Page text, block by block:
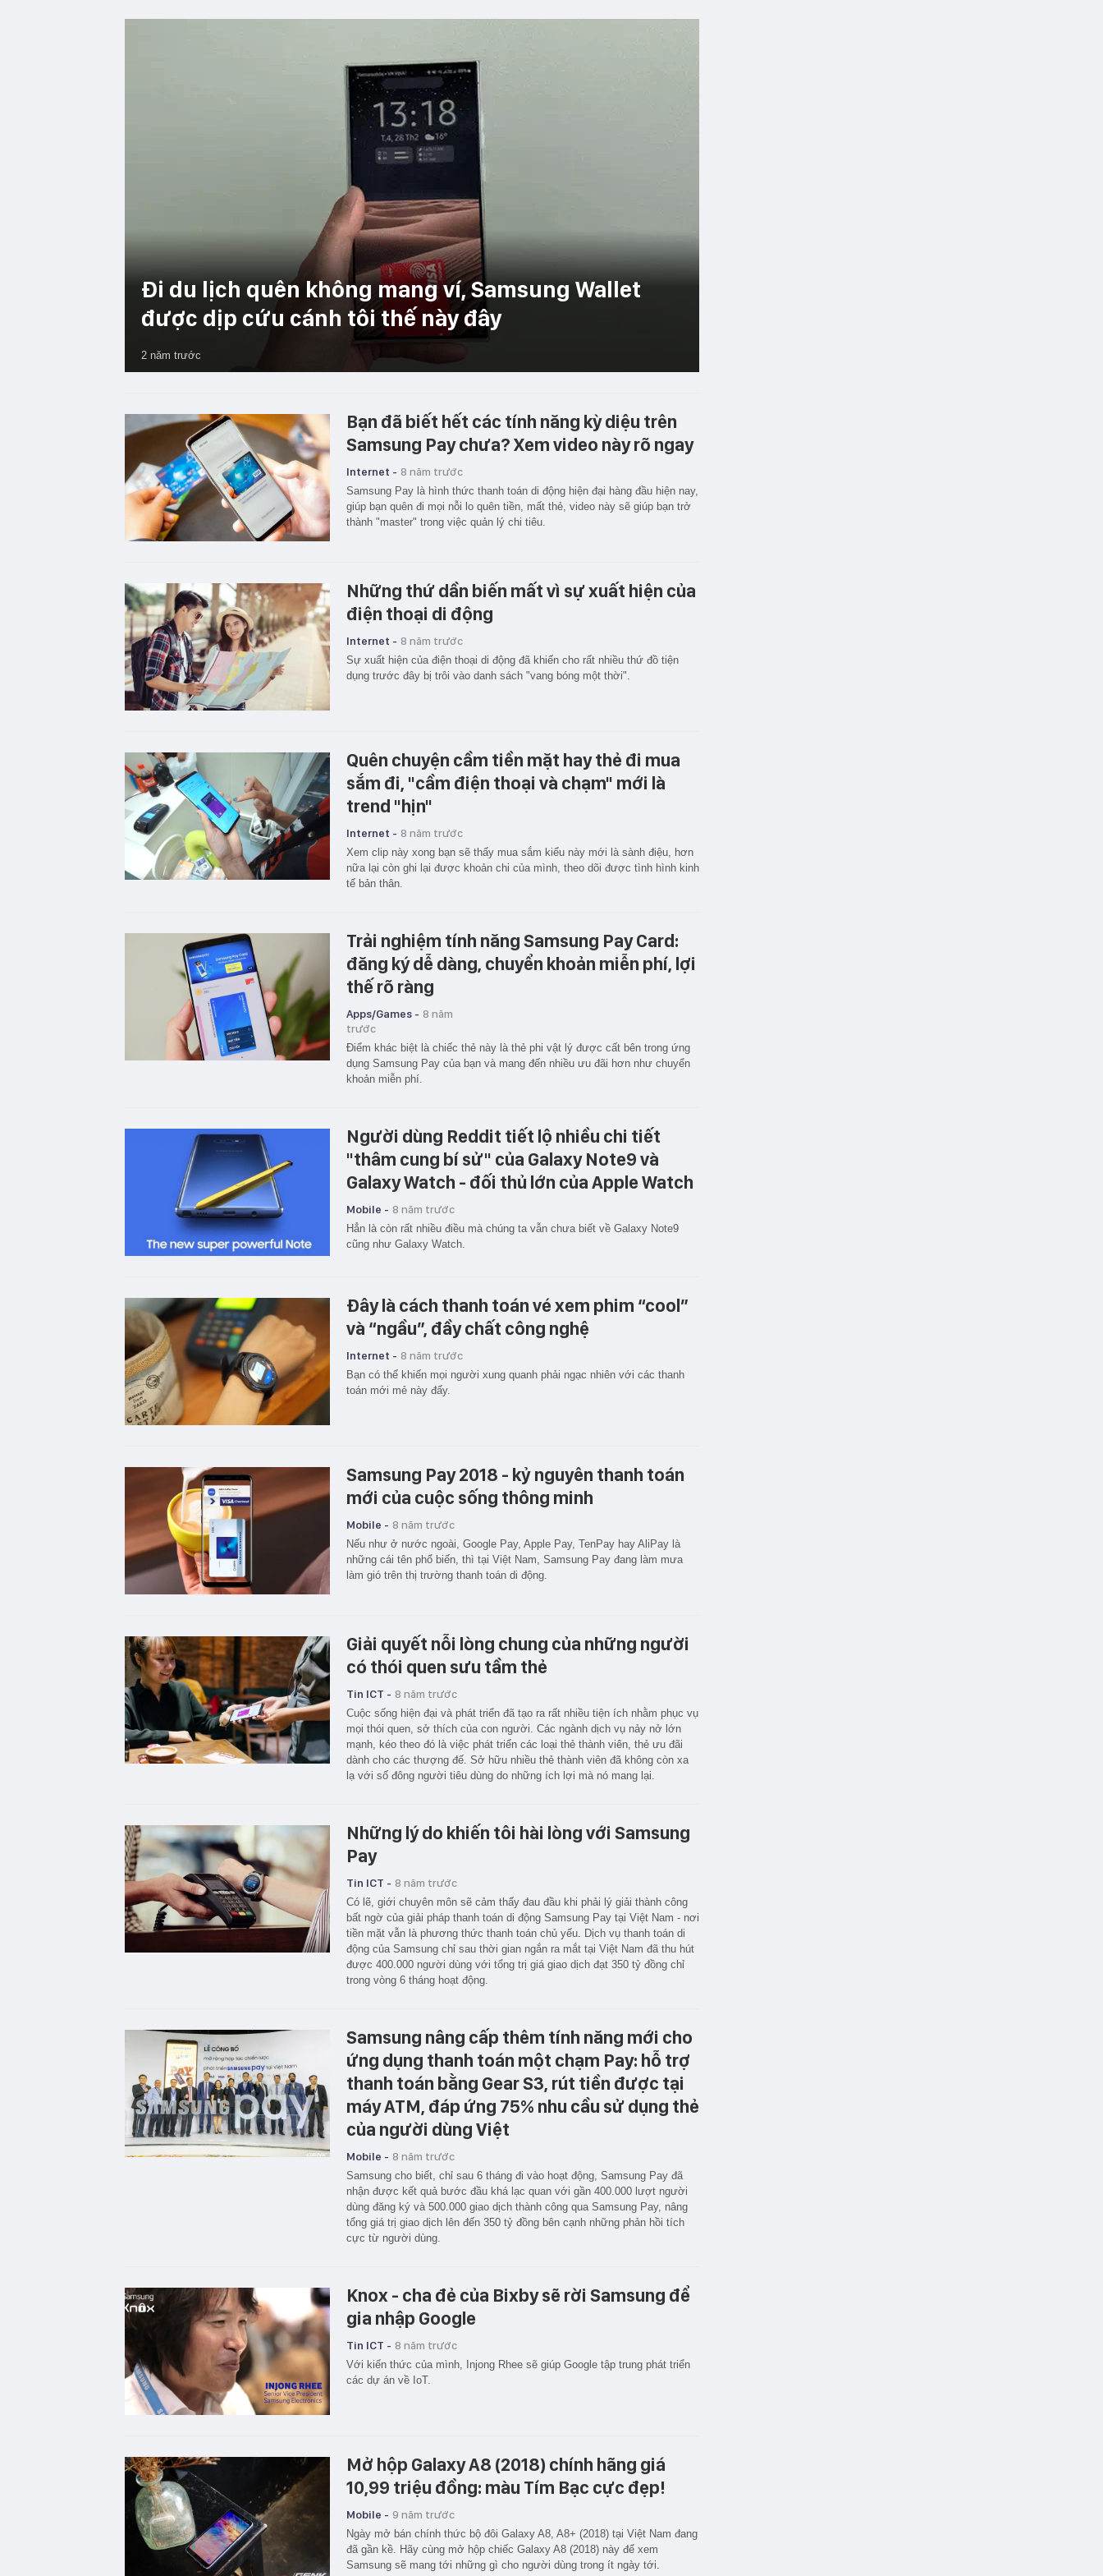
Đi du lịch quên không mang ví, Samsung Wallet
được dịp cứu cánh tôi thế này đây
2 năm trước
Bạn đã biết hết các tính năng kỳ diệu trên
Samsung Pay chưa? Xem video này rõ ngay
Internet - 8 năm trước
Samsung Pay là hình thức thanh toán di động hiện đại hàng đầu hiện nay,
giúp bạn quên đi mọi nỗi lo quên tiền, mất thẻ, video này sẽ giúp bạn trở
thành "master" trong việc quản lý chi tiêu.
Những thứ dần biến mất vì sự xuất hiện của
điện thoại di động
Internet - 8 năm trước
Sự xuất hiện của điện thoại di động đã khiến cho rất nhiều thứ đồ tiện
dụng trước đây bị trôi vào danh sách "vang bóng một thời".
Quên chuyện cầm tiền mặt hay thẻ đi mua
sắm đi, "cầm điện thoại và chạm" mới là
trend "hịn"
Internet - 8 năm trước
Xem clip này xong bạn sẽ thấy mua sắm kiểu này mới là sành điệu, hơn
nữa lại còn ghi lại được khoản chi của mình, theo dõi được tình hình kinh
tế bản thân.
Trải nghiệm tính năng Samsung Pay Card:
đăng ký dễ dàng, chuyển khoản miễn phí, lợi
thế rõ ràng
Apps/Games - 8 năm
trước
Điểm khác biệt là chiếc thẻ này là thẻ phi vật lý được cất bên trong ứng
dụng Samsung Pay của bạn và mang đến nhiều ưu đãi hơn như chuyển
khoản miễn phí.
Người dùng Reddit tiết lộ nhiều chi tiết
"thâm cung bí sử" của Galaxy Note9 và
Galaxy Watch - đối thủ lớn của Apple Watch
Mobile - 8 năm trước
Hẳn là còn rất nhiều điều mà chúng ta vẫn chưa biết về Galaxy Note9
cũng như Galaxy Watch.
Đây là cách thanh toán vé xem phim “cool”
và “ngầu”, đầy chất công nghệ
Internet - 8 năm trước
Bạn có thể khiến mọi người xung quanh phải ngạc nhiên với các thanh
toán mới mẻ này đấy.
Samsung Pay 2018 - kỷ nguyên thanh toán
mới của cuộc sống thông minh
Mobile - 8 năm trước
Nếu như ở nước ngoài, Google Pay, Apple Pay, TenPay hay AliPay là
những cái tên phổ biến, thì tại Việt Nam, Samsung Pay đang làm mưa
làm gió trên thị trường thanh toán di động.
Giải quyết nỗi lòng chung của những người
có thói quen sưu tầm thẻ
Tin ICT - 8 năm trước
Cuộc sống hiện đại và phát triển đã tạo ra rất nhiều tiện ích nhằm phục vụ
mọi thói quen, sở thích của con người. Các ngành dịch vụ nảy nở lớn
mạnh, kéo theo đó là việc phát triển các loại thẻ thành viên, thẻ ưu đãi
dành cho các thượng đế. Sở hữu nhiều thẻ thành viên đã không còn xa
lạ với số đông người tiêu dùng do những ích lợi mà nó mang lại.
Những lý do khiến tôi hài lòng với Samsung
Pay
Tin ICT - 8 năm trước
Có lẽ, giới chuyên môn sẽ cảm thấy đau đầu khi phải lý giải thành công
bất ngờ của giải pháp thanh toán di động Samsung Pay tại Việt Nam - nơi
tiền mặt vẫn là phương thức thanh toán chủ yếu. Dịch vụ thanh toán di
động của Samsung chỉ sau thời gian ngắn ra mắt tại Việt Nam đã thu hút
được 400.000 người dùng với tổng trị giá giao dịch đạt 350 tỷ đồng chỉ
trong vòng 6 tháng hoạt động.
Samsung nâng cấp thêm tính năng mới cho
ứng dụng thanh toán một chạm Pay: hỗ trợ
thanh toán bằng Gear S3, rút tiền được tại
máy ATM, đáp ứng 75% nhu cầu sử dụng thẻ
của người dùng Việt
Mobile - 8 năm trước
Samsung cho biết, chỉ sau 6 tháng đi vào hoạt động, Samsung Pay đã
nhận được kết quả bước đầu khá lạc quan với gần 400.000 lượt người
dùng đăng ký và 500.000 giao dịch thành công qua Samsung Pay, nâng
tổng giá trị giao dịch lên đến 350 tỷ đồng bên cạnh những phản hồi tích
cực từ người dùng.
Knox - cha đẻ của Bixby sẽ rời Samsung để
gia nhập Google
Tin ICT - 8 năm trước
Với kiến thức của mình, Injong Rhee sẽ giúp Google tập trung phát triển
các dự án về IoT.
Mở hộp Galaxy A8 (2018) chính hãng giá
10,99 triệu đồng: màu Tím Bạc cực đẹp!
Mobile - 9 năm trước
Ngày mở bán chính thức bộ đôi Galaxy A8, A8+ (2018) tại Việt Nam đang
đã gần kề. Hãy cùng mở hộp chiếc Galaxy A8 (2018) này để xem
Samsung sẽ mang tới những gì cho người dùng trong ít ngày tới.